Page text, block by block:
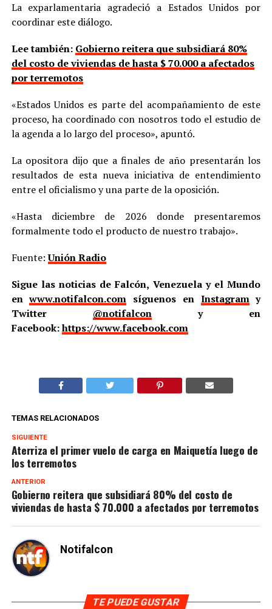
La exparlamentaria agradeció a Estados Unidos por
coordinar este diálogo.
Lee también: Gobierno reitera que subsidiará 80%
del costo de viviendas de hasta $ 70.000 a afectados
por terremotos
«Estados Unidos es parte del acompañamiento de este
proceso, ha coordinado con nosotros todo el estudio de
la agenda a lo largo del proceso», apuntó.
La opositora dijo que a finales de año presentarán los
resultados de esta nueva iniciativa de entendimiento
entre el oficialismo y una parte de la oposición.
«Hasta diciembre de 2026 donde presentaremos
formalmente todo el producto de nuestro trabajo».
Fuente:Unión Radio
Sigue las noticias de Falcón, Venezuela y el Mundo
enwww.notifalcon.com síguenos en Instagramy
Twitter @notifalcony en
Facebook:https://www.facebook.com
TEMAS RELACIONADOS
SIGUIENTE
Aterriza el primer vuelo de carga en Maiquetía luego de
los terremotos
ANTERIOR
Gobierno reitera que subsidiará 80% del costo de
viviendas de hasta $ 70.000 a afectados por terremotos
Notifalcon
TE PUEDE GUSTAR